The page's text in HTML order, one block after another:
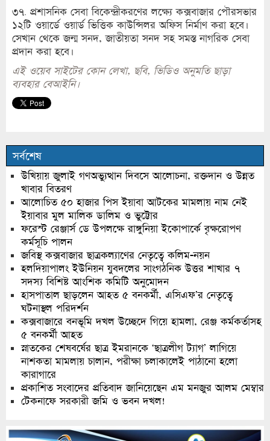
৩৭. প্রশাসনিক সেবা বিকেন্দ্রীকরণের লক্ষ্যে কক্সবাজার পৌরসভার
১২টি ওয়ার্ডে ওয়ার্ড ভিত্তিক কাউন্সিলর অফিস নির্মাণ করা হবে।
সেখান থেকে জন্ম সনদ, জাতীয়তা সনদ সহ সমস্ত নাগরিক সেবা
প্রদান করা হবে।
এই ওয়েব সাইটের কোন লেখা, ছবি, ভিডিও অনুমতি ছাড়া
ব্যবহার বেআইনি।
সর্বশেষ
উখিয়ায় জুলাই গণঅভ্যুত্থান দিবসে আলোচনা, রক্তদান ও উন্নত
খাবার বিতরণ
আলোচিত ৫০ হাজার পিস ইয়াবা আটকের মামলায় নাম নেই
ইয়াবার মুল মালিক ডালিম ও ভুট্টোর
ফরেস্ট রেঞ্জার্স ডে উপলক্ষে রাঙ্গুনিয়া ইকোপার্কে বৃক্ষরোপণ
কর্মসূচি পালন
জবিস্থ কক্সবাজার ছাত্রকল্যাণের নেতৃত্বে কলিম-নয়ন
হলদিয়াপালং ইউনিয়ন যুবদলের সাংগঠনিক উত্তর শাখার ৭
সদস্য বিশিষ্ট আংশিক কমিটি অনুমোদন
হাসপাতাল ছাড়লেন আহত ৫ বনকর্মী, এসিএফ’র নেতৃত্বে
ঘটনাস্থল পরিদর্শন
কক্সবাজারে বনভূমি দখল উচ্ছেদে গিয়ে হামলা, রেঞ্জ কর্মকর্তাসহ
৫ বনকর্মী আহত
স্নাতকের শেষবর্ষের ছাত্র ইমরানকে ‘ছাত্রলীগ ট্যাগ’ লাগিয়ে
নাশকতা মামলায় চালান, পরীক্ষা চলাকালেই পাঠানো হলো
কারাগারে
প্রকাশিত সংবাদের প্রতিবাদ জানিয়েছেন এম মনজুর আলম মেম্বার
টেকনাফে সরকারী জমি ও ভবন দখল!